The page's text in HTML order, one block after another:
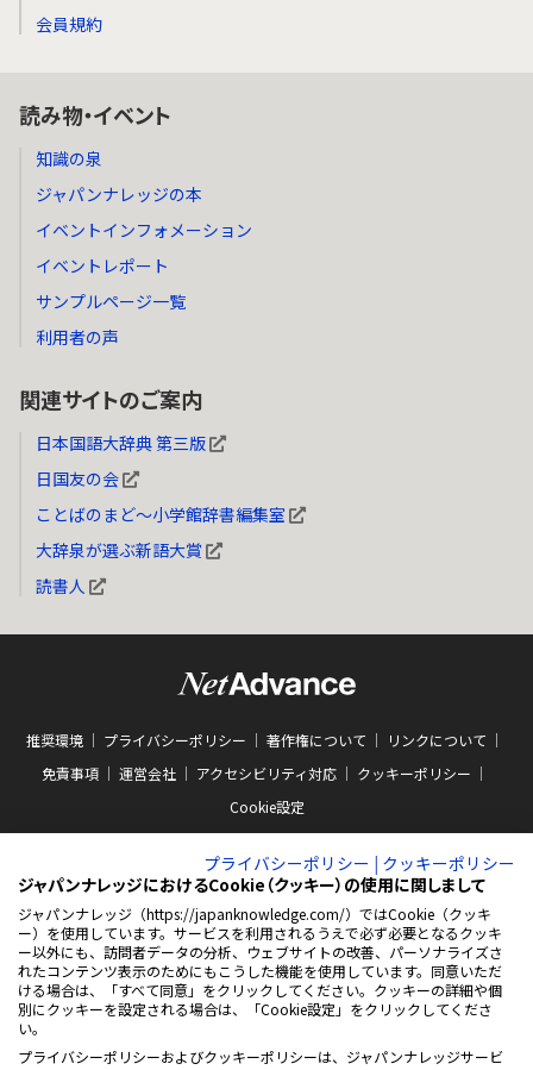
会員規約
読み物・イベント
知識の泉
ジャパンナレッジの本
イベントインフォメーション
イベントレポート
サンプルページ一覧
利用者の声
関連サイトのご案内
日本国語大辞典 第三版
日国友の会
ことばのまど～小学館辞書編集室
大辞泉が選ぶ新語大賞
読書人
推奨環境 プライバシーポリシー 著作権について
リンクについて
免責事項
運営会社 アクセシビリティ対応
クッキーポリシー
Cookie設定
ABJマークは、この電子書店・電子書籍配信サービスが、著作権者からコンテン
ツ使用許諾を得た正規版配信サービスであることを示す商標（登録番号 第
10981000号）です。ABJマークの詳細、ABJマークを掲示しているサービスの一
覧はこちらをご覧ください。
AEBS 電子出版制作・流通協議会
https://aebs.or.jp/
新
い
プライバシーポリシー | クッキーポリシー
ジャパンナレッジにおけるCookie（クッキー）の使用に関しまして
ジャパンナレッジ（https://japanknowledge.com/）ではCookie（クッキ
ー）を使用しています。サービスを利用されるうえで必ず必要となるクッキ
ー以外にも、訪問者データの分析、ウェブサイトの改善、パーソナライズさ
れたコンテンツ表示のためにもこうした機能を使用しています。同意いただ
ける場合は、「すべて同意」をクリックしてください。クッキーの詳細や個
別にクッキーを設定される場合は、「Cookie設定」をクリックしてくださ
い。
プライバシーポリシーおよびクッキーポリシーは、ジャパンナレッジサービ